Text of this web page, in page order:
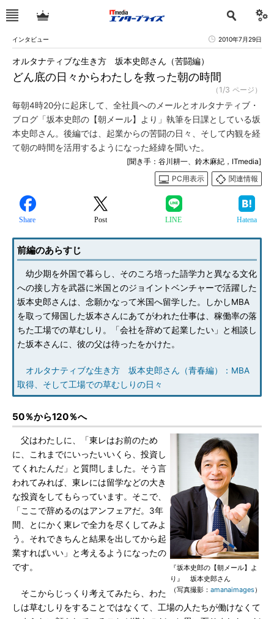
インタビュー 2010年7月29日
どん底の日々からわたしを救った朝の時間
オルタナティブな生き方 坂本史郎さん（苦闘編）
（1/3 ページ）
毎朝4時20分に起床して、全社員へのメールとオルタナティブ・
ブログ「坂本史郎の【朝メール】より」執筆を日課としている坂
本史郎さん。後編では、起業からの苦闘の日々、そして内観を経
て朝の時間を活用するようになった経緯を聞いた。
[聞き手：谷川耕一、鈴木麻紀，ITmedia]
PC用表示
関連情報
Share Post LINE Hatena
前編のあらすじ
幼少期を外国で暮らし、そのころ培った語学力と異なる文化
への接し方を武器に米国とのジョイントベンチャーで活躍した
坂本史郎さんは、念願かなって米国へ留学した。しかしMBA
を取って帰国した坂本さんにあてがわれた仕事は、稼働率の落
ちた工場での草むしり。「会社を辞めて起業したい」と相談し
た坂本さんに、彼の父は待ったをかけた。
オルタナティブな生き方 坂本史郎さん（青春編）：MBA
取得、そして工場での草むしりの日々
50％から120％へ
『坂本史郎の【朝メール】よ
り』 坂本史郎さん
（写真撮影： amanaimages）
父はわたしに、「東レはお前のため
に、これまでにいったいいくら、投資し
てくれたんだ」と質問しました。そう言
われてみれば、東レには留学などの大き
な投資をしてもらっています。そこで、
「ここで辞めるのはアンフェアだ。3年
間、とにかく東レで全力を尽くしてみよ
う。それできちんと結果を出してから起
業すればいい」と考えるようになったの
です。
そこからじっくり考えてみたら、わた
しは草むしりをすることではなくて、工場の人たちが働けなくて